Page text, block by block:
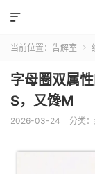

当前位置： 告解室 
字母圈双属
S，又馋M
2026-03-24 分类：